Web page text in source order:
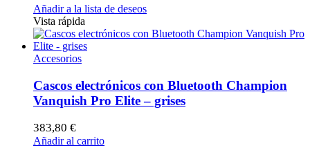
Añadir a la lista de deseos
Vista rápida
Accesorios
Cascos electrónicos con Bluetooth Champion
Vanquish Pro Elite – grises
383,80 €
Añadir al carrito